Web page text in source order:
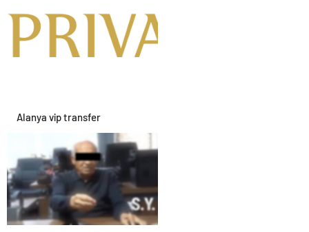
Çifte Güvence: Sabit
Ücret ve Kesintisiz
Burs
Alanya vip transfer